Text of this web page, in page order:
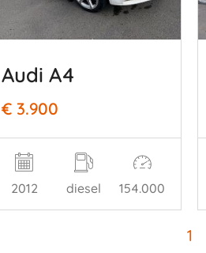
Audi A4
€ 3.900
2012 diesel 154.000
1